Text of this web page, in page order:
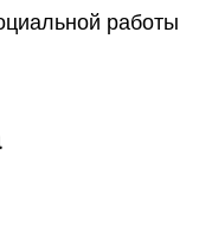
работы